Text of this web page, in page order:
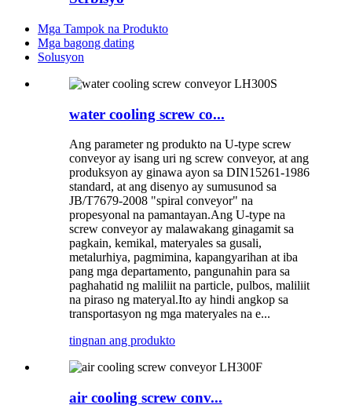
Mga Tampok na Produkto
Mga bagong dating
Solusyon
water cooling screw co...
Ang parameter ng produkto na U-type screw
conveyor ay isang uri ng screw conveyor, at ang
produksyon ay ginawa ayon sa DIN15261-1986
standard, at ang disenyo ay sumusunod sa
JB/T7679-2008 "spiral conveyor" na
propesyonal na pamantayan.Ang U-type na
screw conveyor ay malawakang ginagamit sa
pagkain, kemikal, materyales sa gusali,
metalurhiya, pagmimina, kapangyarihan at iba
pang mga departamento, pangunahin para sa
paghahatid ng maliliit na particle, pulbos, maliliit
na piraso ng materyal.Ito ay hindi angkop sa
transportasyon ng mga materyales na e...
tingnan ang produkto
air cooling screw conv...